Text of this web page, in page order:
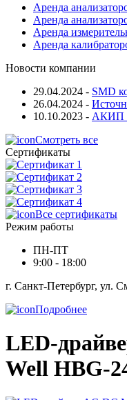
Аренда
Аренда
Аренда
Аренда
Новости компании
29.04.2024 - SMD
26.04.2024 -
10.10.2023 - АКИП
Смотреть все
Сертификаты
Все сертификаты
Режим работы
ПН-ПТ
9:00 - 18:00
г. Санкт-Петербург, ул.
Подробнее
LED-
Well HBG-